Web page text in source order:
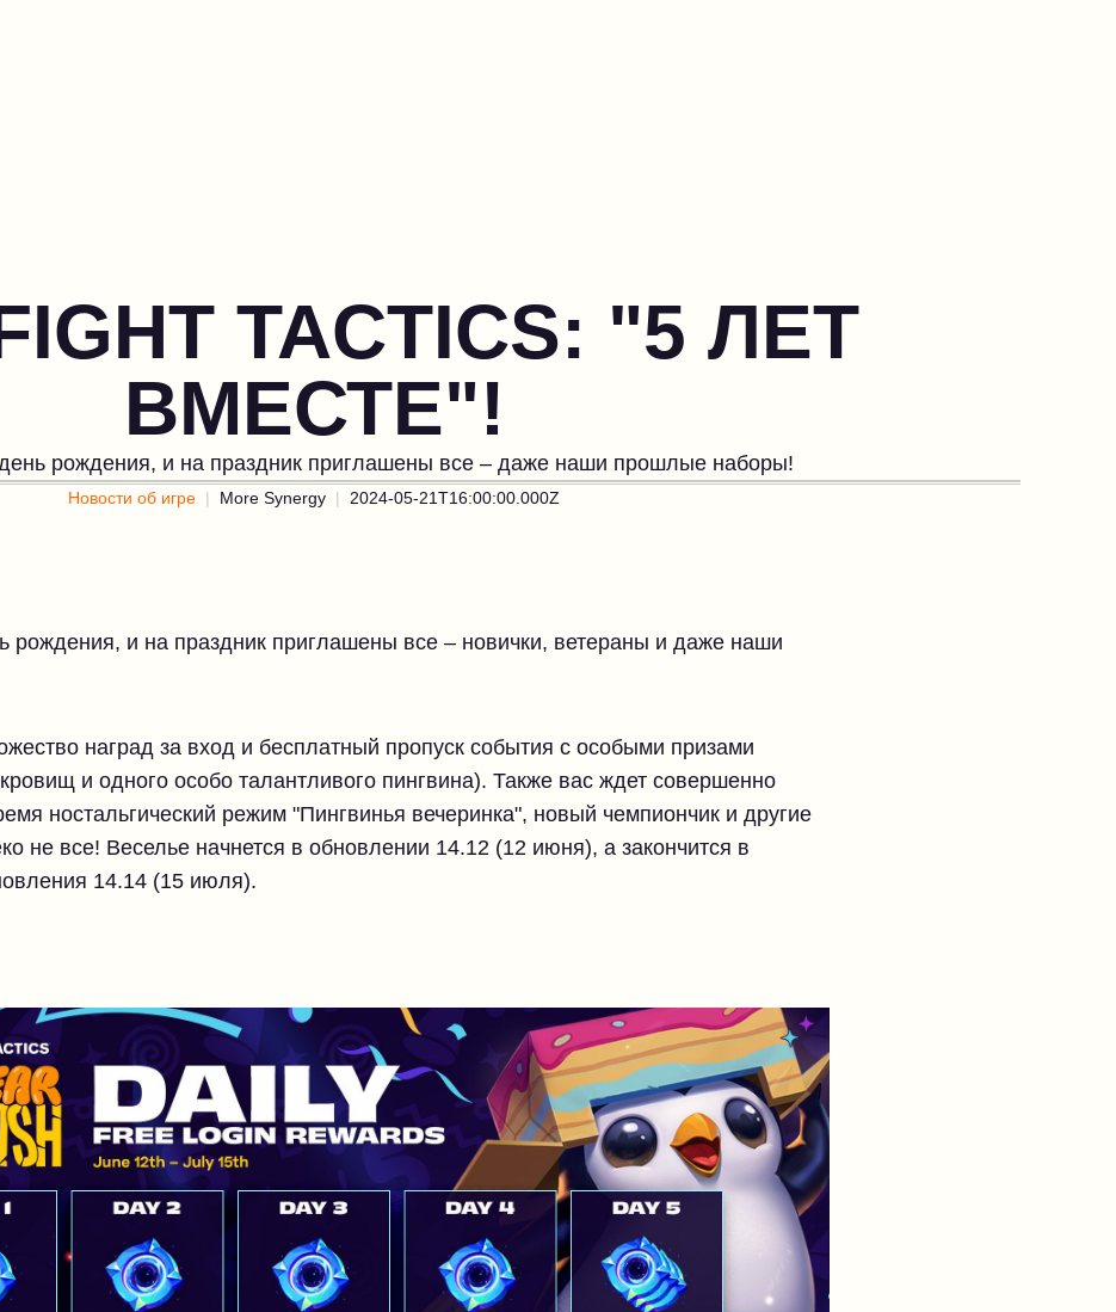
TACTICS: "5 ЛЕТ
ВМЕСТЕ"!
рождения, и на праздник приглашены все – даже наши прошлые наборы!
Новости об игре More Synergy 2024-05-21T16:00:00.000Z
рождения, и на праздник приглашены все – новички, ветераны и даже наши
наград за вход и бесплатный пропуск события с особыми призами
и одного особо талантливого пингвина). Также вас ждет совершенно
ностальгический режим "Пингвинья вечеринка", новый чемпиончик и другие
не все! Веселье начнется в обновлении 14.12 (12 июня), а закончится в
14.14 (15 июля).